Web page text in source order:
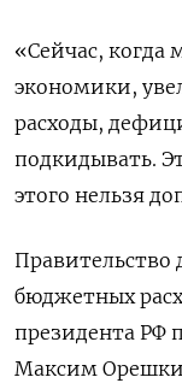
«Сейчас, когда
экономики,
расходы,
подкидывать.
этого нельзя
Правительство
бюджетных
президента РФ
Максим